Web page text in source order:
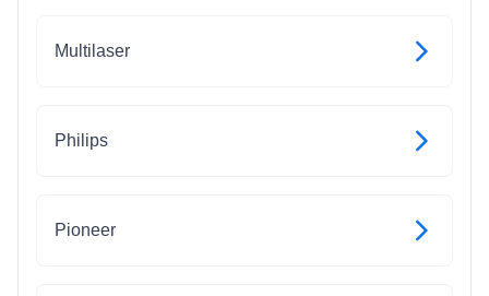
Multilaser
Philips
Pioneer